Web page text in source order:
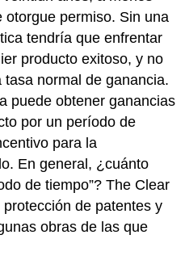
otorgue permiso. Sin una
tendría que enfrentar
producto exitoso, y no
normal de ganancia.
puede obtener ganancias
por un período de
para la
En general, ¿cuánto
de tiempo”? The Clear
de patentes y
obras de las que